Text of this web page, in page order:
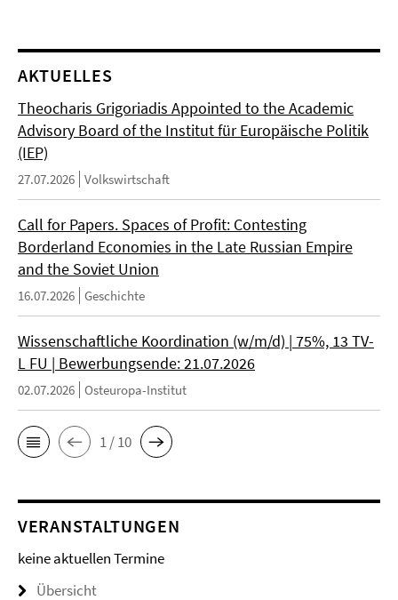
AKTUELLES
Theocharis Grigoriadis Appointed to the Academic
Advisory Board of the Institut für Europäische Politik
(IEP)
27.07.2026 Volkswirtschaft
Call for Papers. Spaces of Profit: Contesting
Borderland Economies in the Late Russian Empire
and the Soviet Union
16.07.2026 Geschichte
Wissenschaftliche Koordination (w/m/d) | 75%, 13 TV-
L FU | Bewerbungsende: 21.07.2026
02.07.2026 Osteuropa-Institut
1 / 10
VERANSTALTUNGEN
keine aktuellen Termine
Übersicht